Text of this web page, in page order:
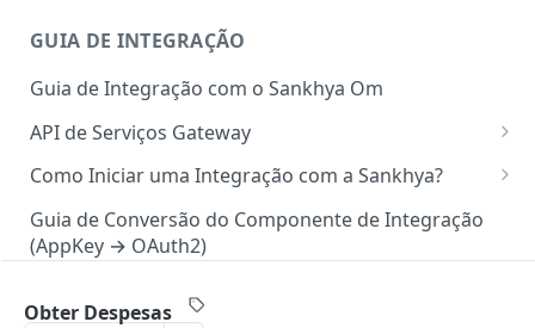
GUIA DE INTEGRAÇÃO
Guia de Integração com o Sankhya Om
API de Serviços Gateway
Camada de autorização para API
Requisições via Gateway
Mapeamento de serviços
Boas Práticas para Integração
Como Iniciar uma Integração com a Sankhya?
Concedendo Acesso a Área do Desenvolvedor para
Colaboradores
Guia de Conversão do Componente de Integração
(AppKey → OAuth2)
API SANKHYA
Obter Despesas